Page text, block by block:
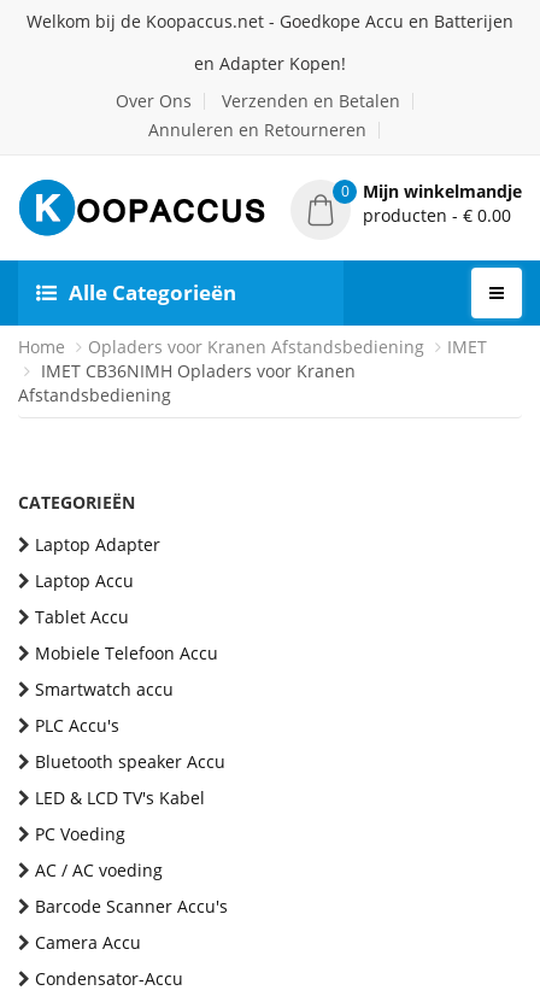
Welkom bij de Koopaccus.net - Goedkope Accu en Batterijen
en Adapter Kopen!
Over Ons
Verzenden en Betalen
Annuleren en Retourneren
0
Mijn winkelmandje
producten - € 0.00
Alle Categorieën
Home Opladers voor Kranen Afstandsbediening
IMET
IMET CB36NIMH Opladers voor Kranen
Afstandsbediening
CATEGORIEËN
Laptop Adapter
Laptop Accu
Tablet Accu
Mobiele Telefoon Accu
Smartwatch accu
PLC Accu's
Bluetooth speaker Accu
LED & LCD TV's Kabel
PC Voeding
AC / AC voeding
Barcode Scanner Accu's
Camera Accu
Condensator-Accu